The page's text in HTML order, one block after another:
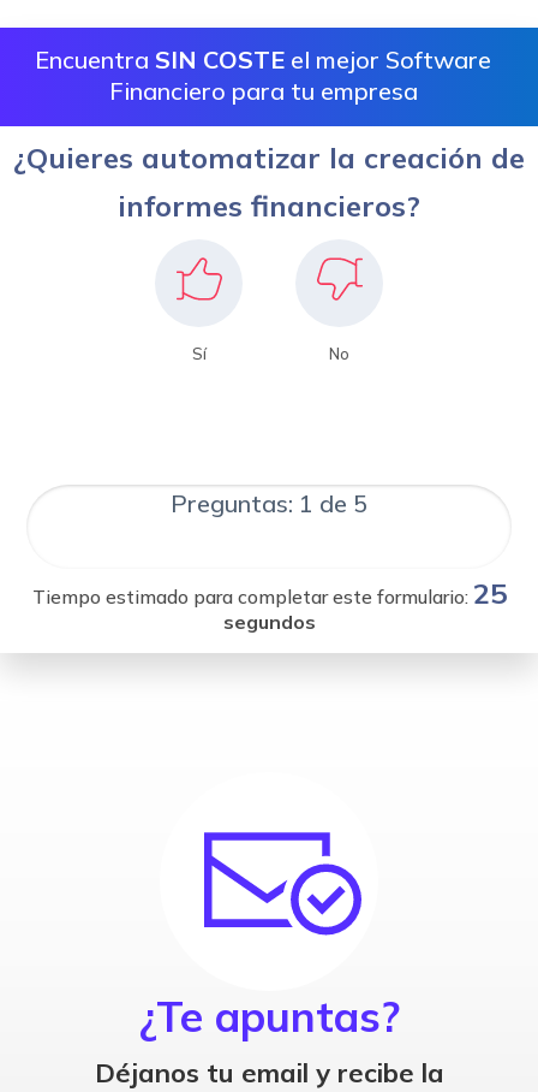
Encuentra SIN COSTE el mejor Software
Financiero para tu empresa
¿Quieres automatizar la creación de
informes financieros?
Sí No
Preguntas: 1 de 5
Tiempo estimado para completar este formulario: 25
segundos
¿Te apuntas?
Déjanos tu email y recibe la